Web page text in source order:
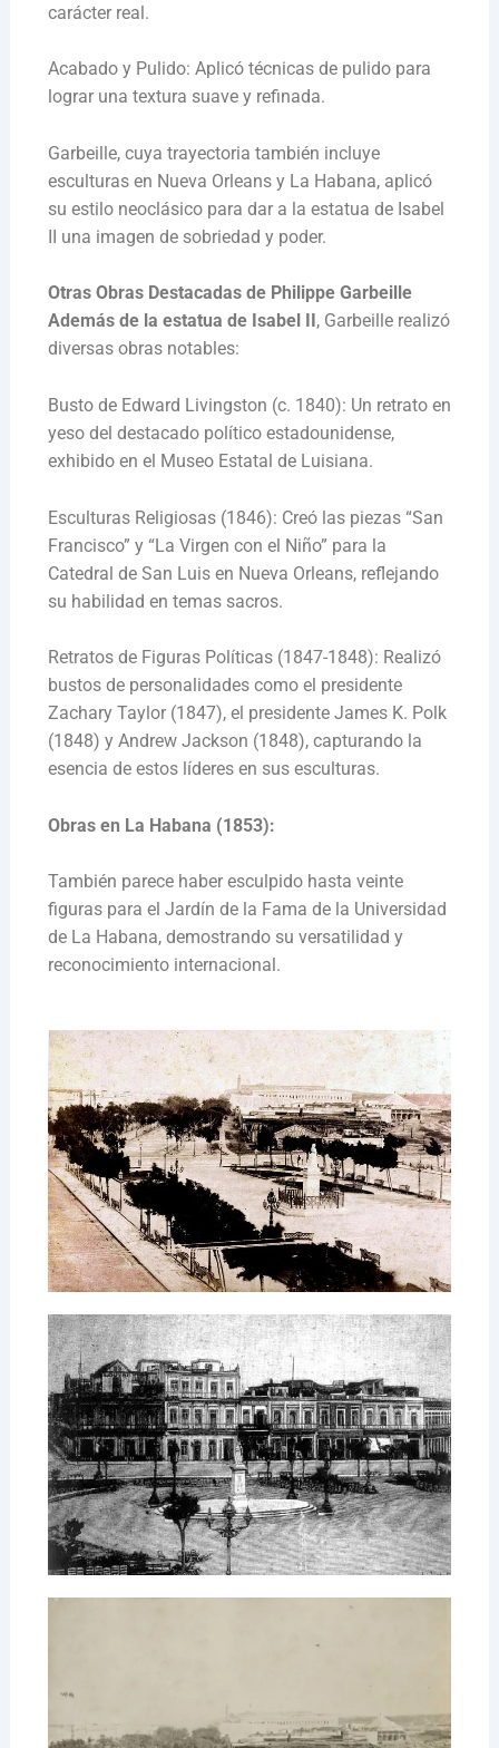
carácter real.
Acabado y Pulido: Aplicó técnicas de pulido para
lograr una textura suave y refinada.
Garbeille, cuya trayectoria también incluye
esculturas en Nueva Orleans y La Habana, aplicó
su estilo neoclásico para dar a la estatua de Isabel
II una imagen de sobriedad y poder.
Otras Obras Destacadas de Philippe Garbeille
Además de la estatua de Isabel II , Garbeille realizó
diversas obras notables:
Busto de Edward Livingston (c. 1840): Un retrato en
yeso del destacado político estadounidense,
exhibido en el Museo Estatal de Luisiana.
Esculturas Religiosas (1846): Creó las piezas “San
Francisco” y “La Virgen con el Niño” para la
Catedral de San Luis en Nueva Orleans, reflejando
su habilidad en temas sacros.
Retratos de Figuras Políticas (1847-1848): Realizó
bustos de personalidades como el presidente
Zachary Taylor (1847), el presidente James K. Polk
(1848) y Andrew Jackson (1848), capturando la
esencia de estos líderes en sus esculturas.
Obras en La Habana (1853):
También parece haber esculpido hasta veinte
figuras para el Jardín de la Fama de la Universidad
de La Habana, demostrando su versatilidad y
reconocimiento internacional.